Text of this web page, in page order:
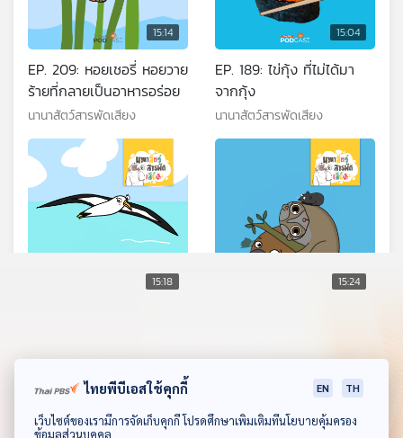
ดาวน์โหลด Thai PBS Podcast Application
15:14
EP. 209: หอยเชอรี่ หอยวาย
ร้ายที่กลายเป็นอาหารอร่อย
นานาสัตว์สารพัดเสียง
15:04
EP. 189: ไข่กุ้ง ที่ไม่ได้มา
จากกุ้ง
นานาสัตว์สารพัดเสียง
15:18
นานาสัตว์สารพัดเสียง
15:24
นานาสัตว์สารพัดเสียง
ไทยพีบีเอสใช้คุกกี้ EN TH
เว็บไซต์ของเรามีการจัดเก็บคุกกี้ โปรดศึกษาเพิ่มเติมที่นโยบายคุ้มครอง
ข้อมูลส่วนบุคคล